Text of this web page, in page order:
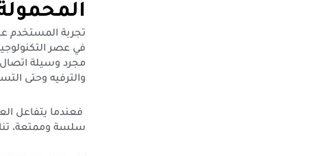
تجربة المستخدم
في عصر
مجرد وسيلة
والترفيه وحتى
فعندما يتفاعل
سلسة وممتعة،